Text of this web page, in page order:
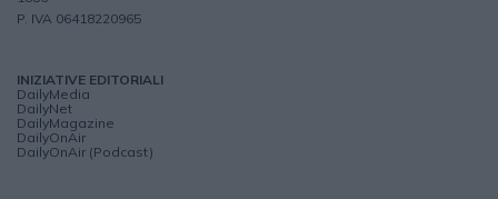
P. IVA 06418220965
INIZIATIVE EDITORIALI
DailyMedia
DailyNet
DailyMagazine
DailyOnAir
DailyOnAir (Podcast)